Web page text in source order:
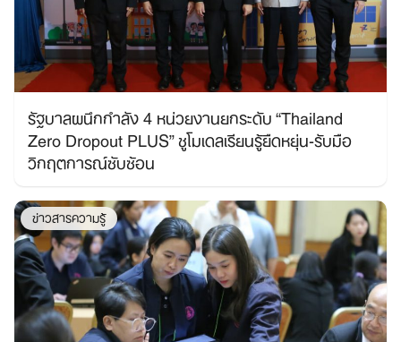
รัฐบาลผนึกกำลัง 4 หน่วยงานยกระดับ “Thailand
Zero Dropout PLUS” ชูโมเดลเรียนรู้ยืดหยุ่น-รับมือ
วิกฤตการณ์ซับซ้อน
ข่าวสารความรู้